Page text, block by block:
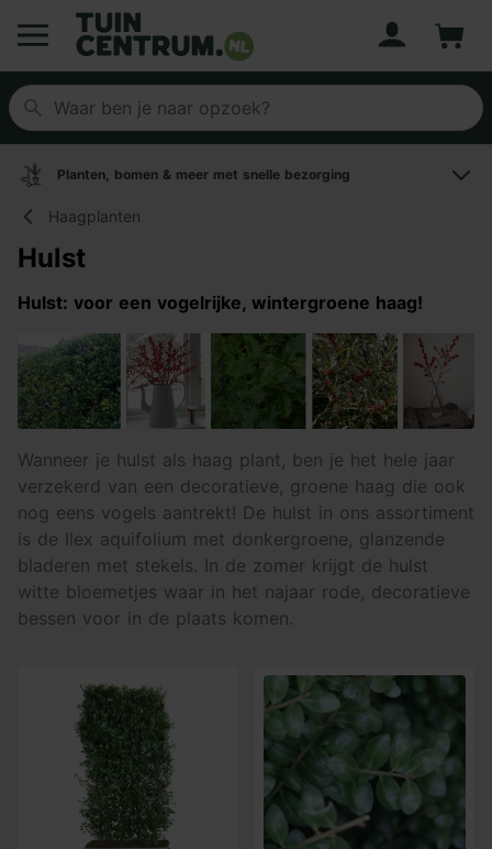
Logo Tuincentrum.nl
Planten, bomen & meer met snelle bezorging
Haagplanten
Hulst
Hulst: voor een vogelrijke, wintergroene haag!
Wanneer je hulst als haag plant, ben je het hele jaar
verzekerd van een decoratieve, groene haag die ook
nog eens vogels aantrekt! De hulst in ons assortiment
is de Ilex aquifolium met donkergroene, glanzende
bladeren met stekels. In de zomer krijgt de hulst
witte bloemetjes waar in het najaar rode, decoratieve
bessen voor in de plaats komen.